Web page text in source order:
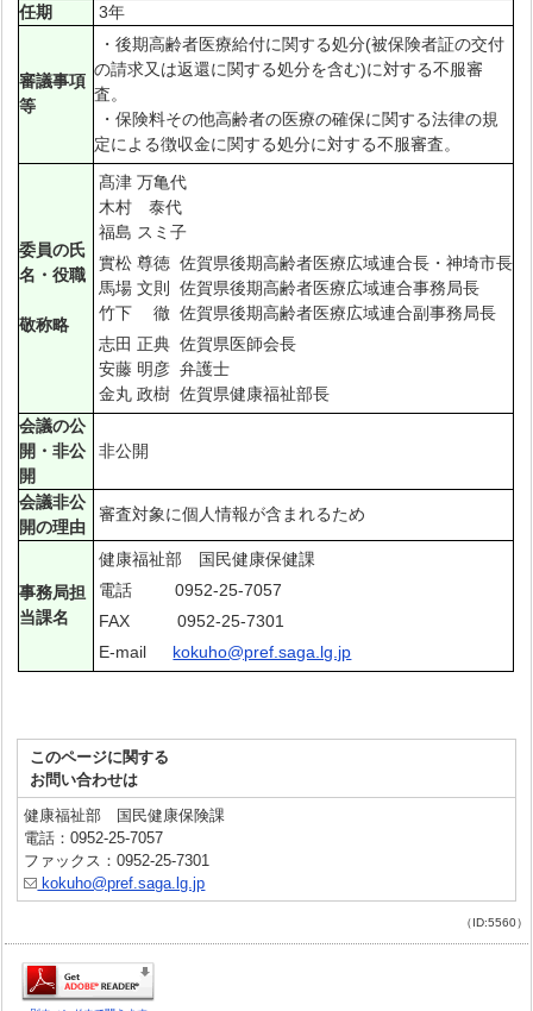
任期
3年
審議事項
等
・後期高齢者医療給付に関する処分(被保険者証の交付
の請求又は返還に関する処分を含む)に対する不服審
査。
・保険料その他高齢者の医療の確保に関する法律の規
定による徴収金に関する処分に対する不服審査。
委員の氏
名・役職
敬称略
髙津 万亀代
木村 泰代
福島 スミ子
實松 尊徳 佐賀県後期高齢者医療広域連合長・神埼市長
馬場 文則 佐賀県後期高齢者医療広域連合事務局長
竹下 徹 佐賀県後期高齢者医療広域連合副事務局長
志田 正典 佐賀県医師会長
安藤 明彦 弁護士
金丸 政樹 佐賀県健康福祉部長
会議の公
開・非公
開
非公開
会議非公
開の理由
審査対象に個人情報が含まれるため
事務局担
当課名
健康福祉部 国民健康保健課
電話 0952-25-7057
FAX 0952-25-7301
E-mail kokuho@pref.saga.lg.jp
このページに関する
お問い合わせは
健康福祉部 国民健康保険課
電話：0952-25-7057
ファックス：0952-25-7301
kokuho@pref.saga.lg.jp
（ID:5560）